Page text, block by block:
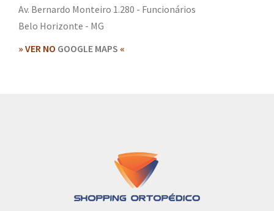
Av. Bernardo Monteiro 1.280 - Funcionários
Belo Horizonte - MG
» VER NO GOOGLE MAPS «